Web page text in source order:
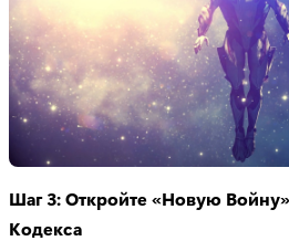
Шаг 3: Откройте «Новую
Кодекса